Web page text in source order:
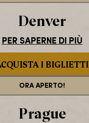
Denver
PER SAPERNE DI PIÙ
I BIGLIETTI
ORA APERTO!
Prague